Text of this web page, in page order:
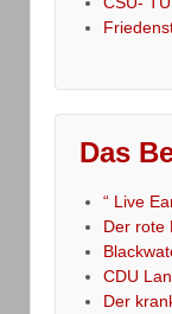
Das
“ Live
Der rote
CDU
Der